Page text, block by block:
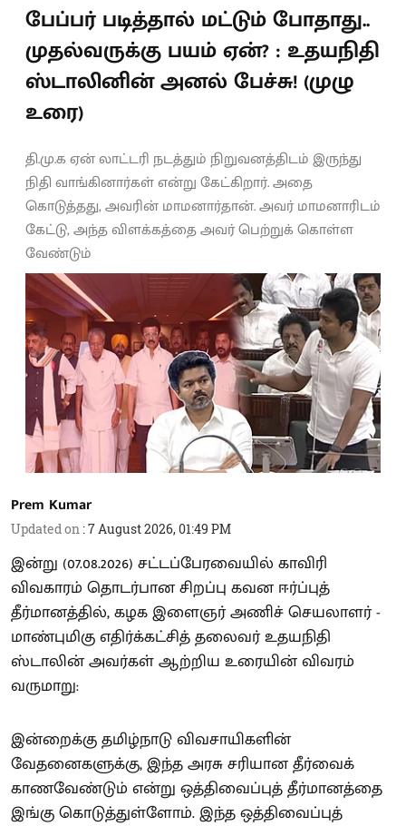
பேப்பர் படித்தால் மட்டும் போதாது..
முதல்வருக்கு பயம் ஏன்? : உதயநிதி
ஸ்டாலினின் அனல் பேச்சு! (முழு
உரை)
தி.மு.க ஏன் லாட்டரி நடத்தும் நிறுவனத்திடம் இருந்து
நிதி வாங்கினார்கள் என்று கேட்கிறார். அதை
கொடுத்தது, அவரின் மாமனார்தான். அவர் மாமனாரிடம்
கேட்டு, அந்த விளக்கத்தை அவர் பெற்றுக் கொள்ள
வேண்டும்
Prem Kumar
Updated on :7 August 2026, 01:49 PM
இன்று (07.08.2026) சட்டப்பேரவையில் காவிரி
விவகாரம் தொடர்பான சிறப்பு கவன ஈர்ப்புத்
தீர்மானத்தில், கழக இளைஞர் அணிச் செயலாளர் -
மாண்புமிகு எதிர்க்கட்சித் தலைவர் உதயநிதி
ஸ்டாலின் அவர்கள் ஆற்றிய உரையின் விவரம்
வருமாறு:
இன்றைக்கு தமிழ்நாடு விவசாயிகளின்
வேதனைகளுக்கு, இந்த அரசு சரியான தீர்வைக்
காணவேண்டும் என்று ஒத்திவைப்புத் தீர்மானத்தை
இங்கு கொடுத்துள்ளோம். இந்த ஒத்திவைப்புத்